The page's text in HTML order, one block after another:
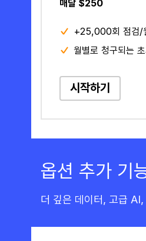
매달 $250
+25,000회 점검/
월별로 청구되는
시작하기
옵션 추가 기
더 깊은 데이터, 고급